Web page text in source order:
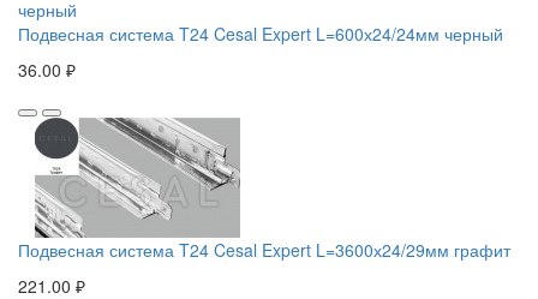
Подвесная система T24 Cesal Expert L=600х24/24мм черный
36.00 ₽
Подвесная система T24 Cesal Expert L=3600х24/29мм графит
221.00 ₽